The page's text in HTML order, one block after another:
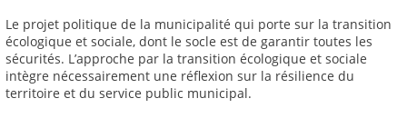
Le projet politique de la municipalité qui porte sur la transition
écologique et sociale, dont le socle est de garantir toutes les
sécurités. L’approche par la transition écologique et sociale
intègre nécessairement une réflexion sur la résilience du
territoire et du service public municipal.